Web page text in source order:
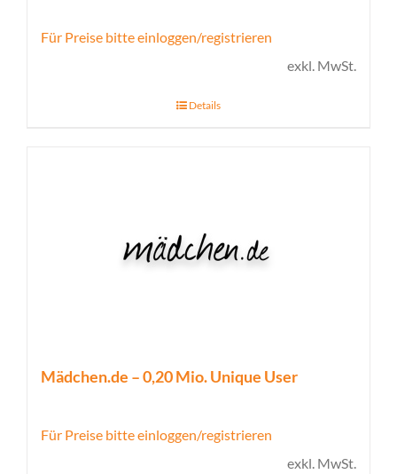
Für Preise bitte einloggen/registrieren
exkl. MwSt.
Details
Mädchen.de – 0,20 Mio. Unique User
Für Preise bitte einloggen/registrieren
exkl. MwSt.